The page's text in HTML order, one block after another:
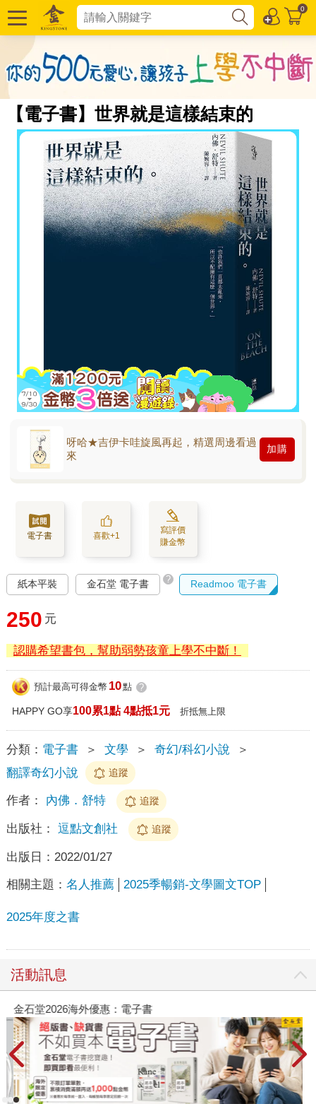
0
【電子書】世界就是這樣結束的
呀哈★吉伊卡哇旋風再起，精選周邊看過
來
加購
電子書 喜歡+1
寫評價
賺金幣
紙本平裝 金石堂 電子書 ? Readmoo 電子書
250 元
認購希望書包，幫助弱勢孩童上學不中斷！
預計最高可得金幣 10點 ?
HAPPY GO享100累1點 4點抵1元 折抵無上限
分類： 電子書 ＞ 文學 ＞ 奇幻/科幻小說
＞
翻譯奇幻小說
追蹤
作者： 內佛．舒特 追蹤
出版社： 逗點文創社 追蹤
出版日： 2022/01/27
相關主題： 名人推薦 2025季暢銷-文學圖文TOP
2025年度之書
活動訊息
金石堂2026海外優惠：電子書